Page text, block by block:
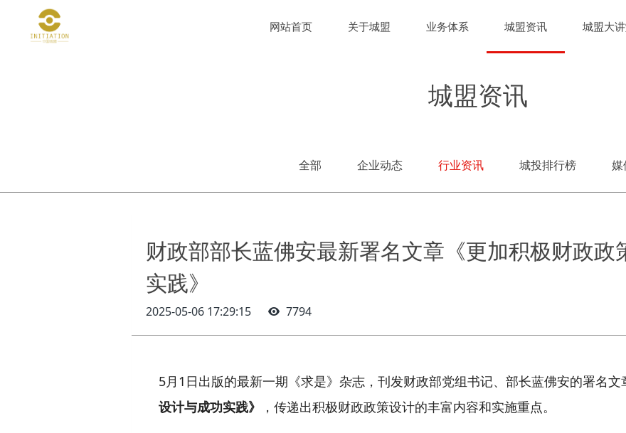
网站首页 关于城盟 业务体系 城盟资讯 城盟大
城盟资讯
全部 企业动态 行业资讯 城投排行榜 媒
财政部部长蓝佛安最新署名文章《更加积极财政政
实践》
2025-05-06 17:29:15 7794
5月1日出版的最新一期《求是》杂志，刊发财政部党组书记、部长蓝佛安的署名文
设计与成功实践》
，传递出积极财政政策设计的丰富内容和实施重点。